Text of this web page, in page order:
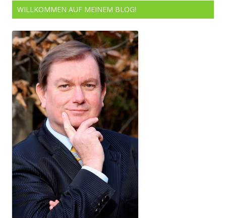
WILLKOMMEN AUF MEINEM BLOG!